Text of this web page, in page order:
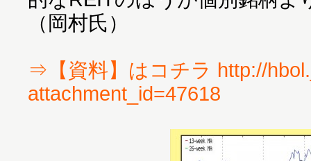
（岡村氏）
⇒【資料】はコチラ http://
attachment_id=47618